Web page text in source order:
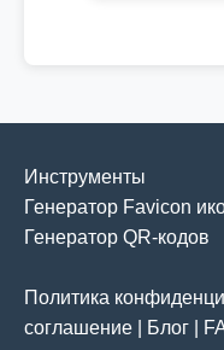
Инструменты
Генератор Favicon
Генератор QR-кодов
Политика
соглашение
Блог